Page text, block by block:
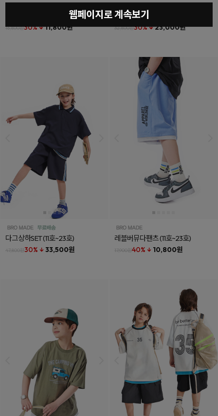
(11호~23호)
16,800원30% ↓11,800원
더튼포켓하프팬츠
32,800원30% ↓23,000원
다그상하SET(11호~23호)
47,800원30% ↓ 33,500원
레블버뮤다팬츠(11호~23호)
17,900원40% ↓ 10,800원
웹페이지로 계속보기